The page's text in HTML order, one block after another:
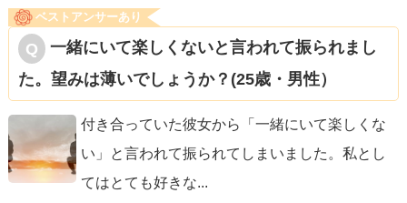
ベストアンサーあり
一緒にいて楽しくないと言われて振られまし
た。望みは薄いでしょうか？(25歳・男性）
付き合っていた彼女から「一緒にいて楽しくな
い」と言われて振られてしまいました。私とし
てはとても好きな...